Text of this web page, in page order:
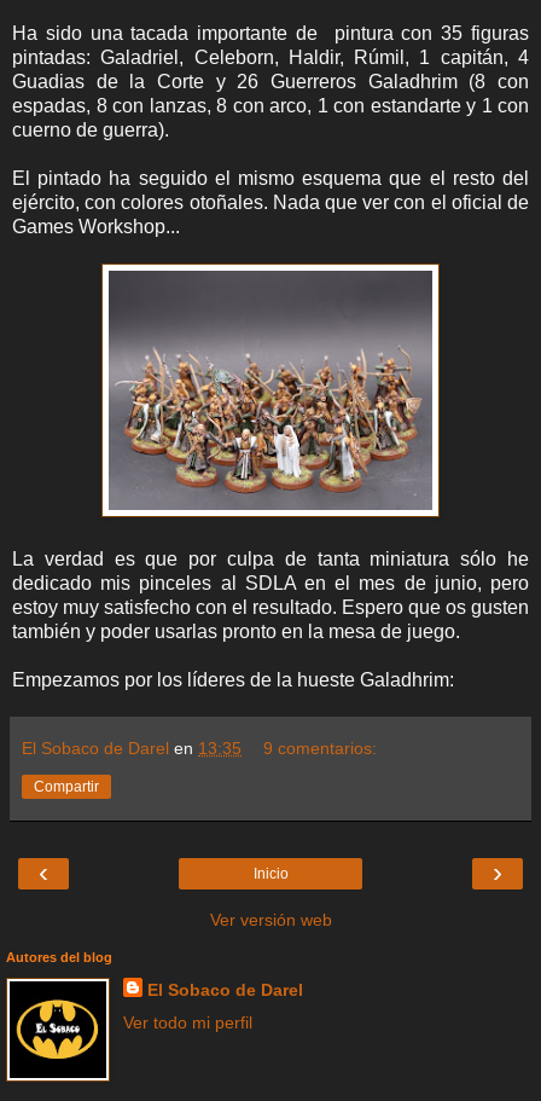
Ha sido una tacada importante de pintura con 35 figuras
pintadas: Galadriel, Celeborn, Haldir, Rúmil, 1 capitán, 4
Guadias de la Corte y 26 Guerreros Galadhrim (8 con
espadas, 8 con lanzas, 8 con arco, 1 con estandarte y 1 con
cuerno de guerra).
El pintado ha seguido el mismo esquema que el resto del
ejército, con colores otoñales. Nada que ver con el oficial de
Games Workshop...
La verdad es que por culpa de tanta miniatura sólo he
dedicado mis pinceles al SDLA en el mes de junio, pero
estoy muy satisfecho con el resultado. Espero que os gusten
también y poder usarlas pronto en la mesa de juego.
Empezamos por los líderes de la hueste Galadhrim:
El Sobaco de Darel en 13:35 9 comentarios:
Compartir
‹ ›
Inicio
Ver versión web
Autores del blog
El Sobaco de Darel
Ver todo mi perfil